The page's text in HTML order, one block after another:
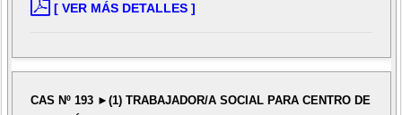
[ VER MÁS DETALLES ]
CAS Nº 193 ►(1) TRABAJADOR/A SOCIAL PARA CENTRO DE